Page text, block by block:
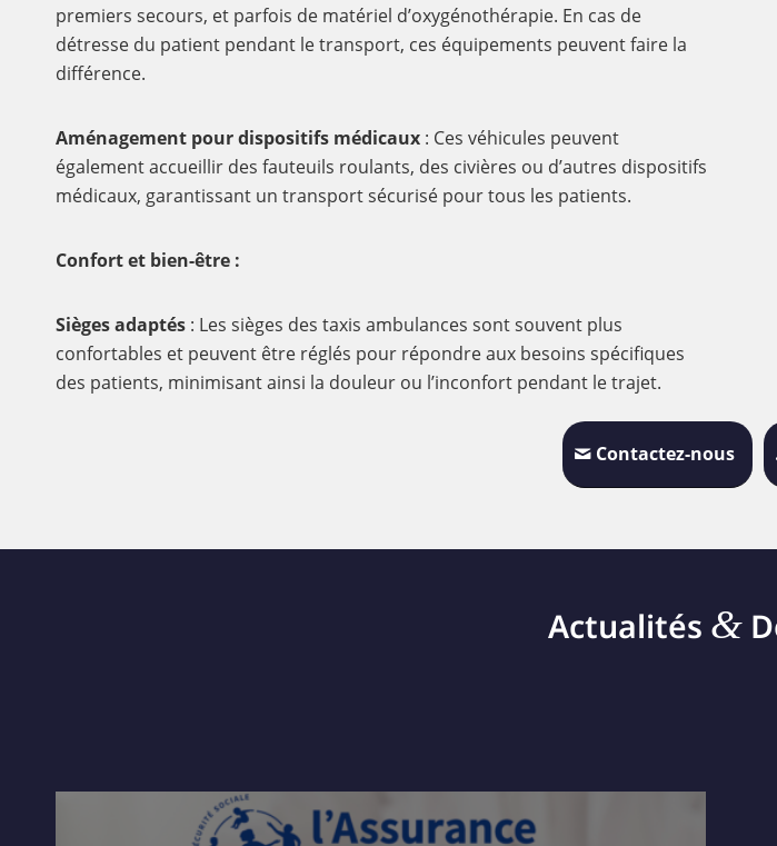
premiers secours, et parfois de matériel d’oxygénothérapie. En cas de
détresse du patient pendant le transport, ces équipements peuvent faire la
différence.
Aménagement pour dispositifs médicaux : Ces véhicules peuvent
également accueillir des fauteuils roulants, des civières ou d’autres dispositifs
médicaux, garantissant un transport sécurisé pour tous les patients.
Confort et bien-être :
Sièges adaptés : Les sièges des taxis ambulances sont souvent plus
confortables et peuvent être réglés pour répondre aux besoins spécifiques
des patients, minimisant ainsi la douleur ou l’inconfort pendant le trajet.
Contactez-nous
Actualités &